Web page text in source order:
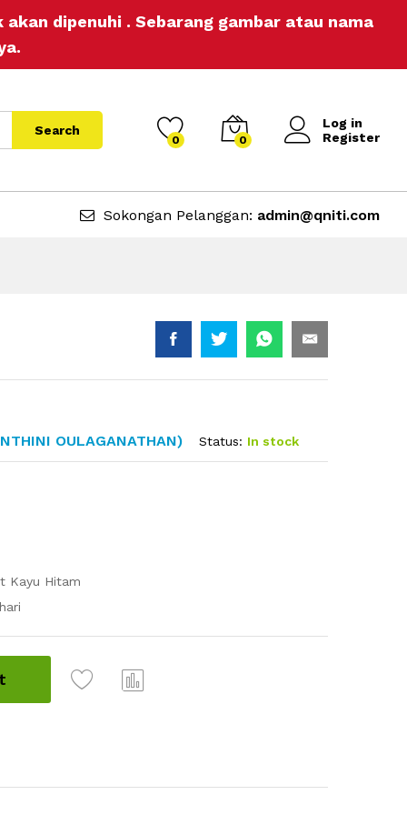
dipenuhi . Sebarang gambar atau nama
Search
0 0
Log in
Register
Sokongan Pelanggan: admin@qniti.com
OULAGANATHAN) Status: In stock
Kayu Hitam
RM 14.00 Add to Cart